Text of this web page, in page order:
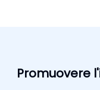
Promuovere